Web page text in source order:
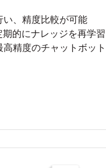
い、精度比較が可能
的にナレッジを再学習
精度のチャットボッ